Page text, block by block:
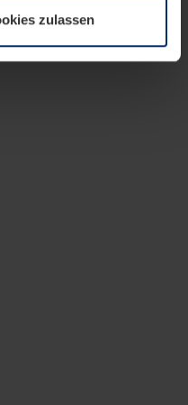
Website ändern oder
zulassen